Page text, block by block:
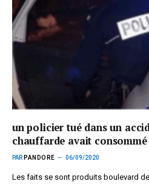
un policier tué dans un
chauffarde avait
PAR PANDORE 06/09/2020
Les faits se sont produits boulevard